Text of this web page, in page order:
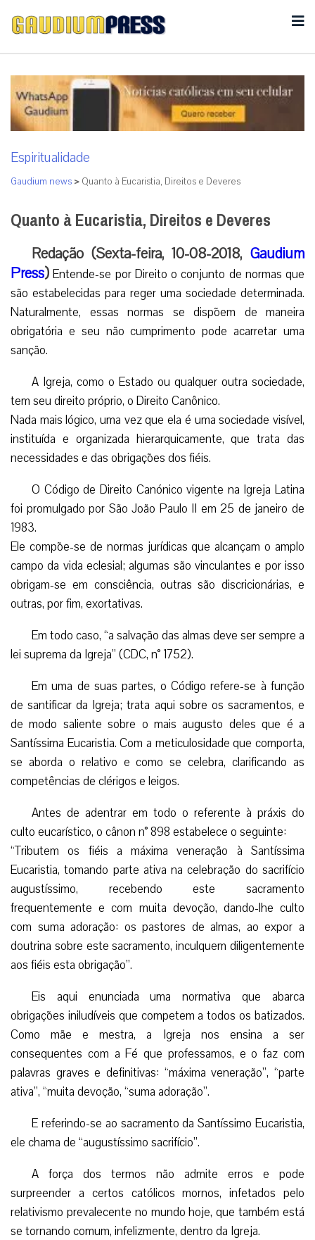
Espiritualidade
Gaudium news > Quanto à Eucaristia, Direitos e Deveres
Quanto à Eucaristia, Direitos e Deveres
Redação (Sexta-feira, 10-08-2018, Gaudium
Press) Entende-se por Direito o conjunto de normas que
são estabelecidas para reger uma sociedade determinada.
Naturalmente, essas normas se dispõem de maneira
obrigatória e seu não cumprimento pode acarretar uma
sanção.
A Igreja, como o Estado ou qualquer outra sociedade,
tem seu direito próprio, o Direito Canônico.
Nada mais lógico, uma vez que ela é uma sociedade visível,
instituída e organizada hierarquicamente, que trata das
necessidades e das obrigações dos fiéis.
O Código de Direito Canónico vigente na Igreja Latina
foi promulgado por São João Paulo II em 25 de janeiro de
1983.
Ele compõe-se de normas jurídicas que alcançam o amplo
campo da vida eclesial; algumas são vinculantes e por isso
obrigam-se em consciência, outras são discricionárias, e
outras, por fim, exortativas.
Em todo caso, “a salvação das almas deve ser sempre a
lei suprema da Igreja” (CDC, n° 1752).
Em uma de suas partes, o Código refere-se à função
de santificar da Igreja; trata aqui sobre os sacramentos, e
de modo saliente sobre o mais augusto deles que é a
Santíssima Eucaristia. Com a meticulosidade que comporta,
se aborda o relativo e como se celebra, clarificando as
competências de clérigos e leigos.
Antes de adentrar em todo o referente à práxis do
culto eucarístico, o cânon n° 898 estabelece o seguinte:
“Tributem os fiéis a máxima veneração à Santíssima
Eucaristia, tomando parte ativa na celebração do sacrifício
augustíssimo, recebendo este sacramento
frequentemente e com muita devoção, dando-lhe culto
com suma adoração: os pastores de almas, ao expor a
doutrina sobre este sacramento, inculquem diligentemente
aos fiéis esta obrigação”.
Eis aqui enunciada uma normativa que abarca
obrigações iniludíveis que competem a todos os batizados.
Como mãe e mestra, a Igreja nos ensina a ser
consequentes com a Fé que professamos, e o faz com
palavras graves e definitivas: “máxima veneração”, “parte
ativa”, “muita devoção, “suma adoração”.
E referindo-se ao sacramento da Santíssimo Eucaristia,
ele chama de “augustíssimo sacrifício”.
A força dos termos não admite erros e pode
surpreender a certos católicos mornos, infetados pelo
relativismo prevalecente no mundo hoje, que também está
se tornando comum, infelizmente, dentro da Igreja.